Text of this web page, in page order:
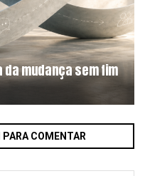
mudança sem fim
PARA COMENTAR